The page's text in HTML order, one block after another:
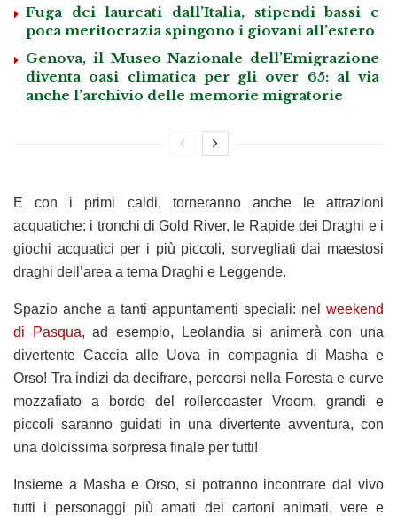
Fuga dei laureati dall’Italia, stipendi bassi e
poca meritocrazia spingono i giovani all’estero
Genova, il Museo Nazionale dell’Emigrazione
diventa oasi climatica per gli over 65: al via
anche l’archivio delle memorie migratorie
E con i primi caldi, torneranno anche le attrazioni
acquatiche: i tronchi di Gold River, le Rapide dei Draghi e i
giochi acquatici per i più piccoli, sorvegliati dai maestosi
draghi dell’area a tema Draghi e Leggende.
Spazio anche a tanti appuntamenti speciali: nel weekend
di Pasqua, ad esempio, Leolandia si animerà con una
divertente Caccia alle Uova in compagnia di Masha e
Orso! Tra indizi da decifrare, percorsi nella Foresta e curve
mozzafiato a bordo del rollercoaster Vroom, grandi e
piccoli saranno guidati in una divertente avventura, con
una dolcissima sorpresa finale per tutti!
Insieme a Masha e Orso, si potranno incontrare dal vivo
tutti i personaggi più amati dei cartoni animati, vere e